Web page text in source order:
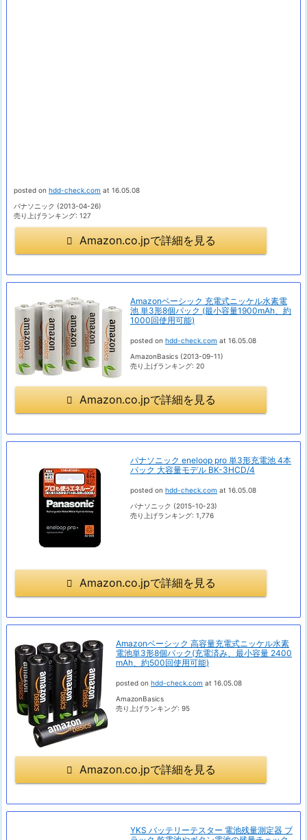
posted on hdd-check.com at 16.05.08
パナソニック (2013-04-26)
売り上げランキング: 127
Amazon.co.jpで詳細を見る
Amazonベーシック 充電式ニッケル水素電
池 単3形8個パック (最小容量1900mAh、約
1000回使用可能)
posted on hdd-check.com at 16.05.08
AmazonBasics (2013-09-11)
売り上げランキング: 20
Amazon.co.jpで詳細を見る
パナソニック eneloop pro 単3形充電池 4本
パック 大容量モデル BK-3HCD/4
posted on hdd-check.com at 16.05.08
パナソニック (2015-10-23)
売り上げランキング: 1,776
Amazon.co.jpで詳細を見る
Amazonベーシック 高容量充電式ニッケル水素
電池単3形8個パック(充電済み、最小容量 2400
mAh、約500回使用可能)
posted on hdd-check.com at 16.05.08
AmazonBasics
売り上げランキング: 95
Amazon.co.jpで詳細を見る
YKS バッテリーテスター 電池残量測定器 ブ